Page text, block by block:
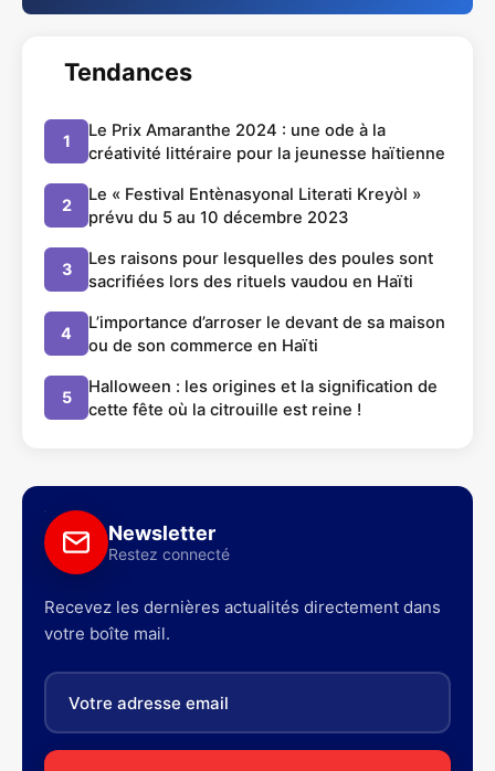
Tendances
1
Le Prix Amaranthe 2024 : une ode à la
créativité littéraire pour la jeunesse haïtienne
2
Le « Festival Entènasyonal Literati Kreyòl »
prévu du 5 au 10 décembre 2023
3
Les raisons pour lesquelles des poules sont
sacrifiées lors des rituels vaudou en Haïti
4
L’importance d’arroser le devant de sa maison
ou de son commerce en Haïti
5
Halloween : les origines et la signification de
cette fête où la citrouille est reine !
Newsletter
Restez connecté
Recevez les dernières actualités directement dans
votre boîte mail.